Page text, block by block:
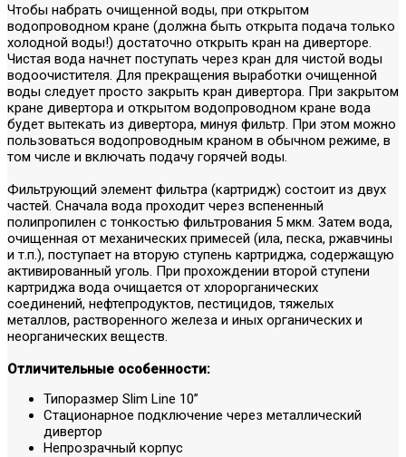
Чтобы набрать очищенной воды, при открытом
водопроводном кране (должна быть открыта подача только
холодной воды!) достаточно открыть кран на диверторе.
Чистая вода начнет поступать через кран для чистой воды
водоочистителя. Для прекращения выработки очищенной
воды следует просто закрыть кран дивертора. При закрытом
кране дивертора и открытом водопроводном кране вода
будет вытекать из дивертора, минуя фильтр. При этом можно
пользоваться водопроводным краном в обычном режиме, в
том числе и включать подачу горячей воды.
Фильтрующий элемент фильтра (картридж) состоит из двух
частей. Сначала вода проходит через вспененный
полипропилен с тонкостью фильтрования 5 мкм. Затем вода,
очищенная от механических примесей (ила, песка, ржавчины
и т.п.), поступает на вторую ступень картриджа, содержащую
активированный уголь. При прохождении второй ступени
картриджа вода очищается от хлорорганических
соединений, нефтепродуктов, пестицидов, тяжелых
металлов, растворенного железа и иных органических и
неорганических веществ.
Отличительные особенности:
Типоразмер Slim Line 10”
Стационарное подключение через металлический
дивертор
Непрозрачный корпус